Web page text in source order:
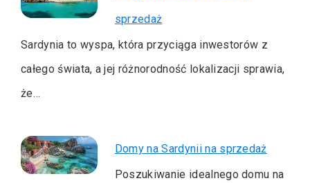
sprzedaż
Sardynia to wyspa, która przyciąga inwestorów z
całego świata, a jej różnorodność lokalizacji sprawia,
że…
Domy na Sardynii na sprzedaż
Poszukiwanie idealnego domu na